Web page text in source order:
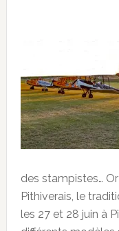
des stampistes…
Pithiverais, le
les 27 et 28 juin à